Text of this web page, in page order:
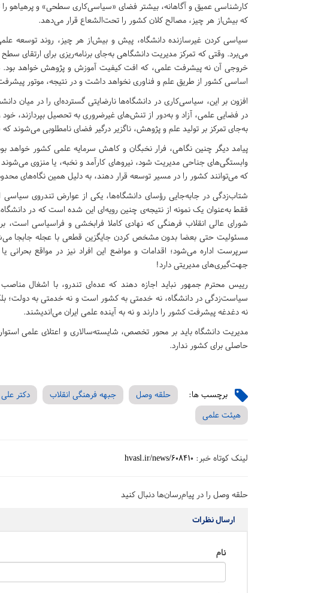
کارشناسی عمیق و آگاهانه، بیشتر فضای «سیاسی‌کاری سطحی» و پرهیاهو
که بیش‌از هر چیز، مصالح کلان کشور را تحت‌الشعاع قرار می‌دهد.
سیاسی کردن غیرسازنده دانشگاه، پیش و بیش‌از هر چیز، روند توسعه
می‌برد. وقتی که تمرکز مدیریت دانشگاهی به‌جای برنامه‌ریزی برای
خروجی آن نه پیشرفت علمی، که افت کیفیت آموزش و پژوهش خواهد بود.
اساسی کشور از طریق علم و فناوری نخواهد داشت و در نتیجه، موتور
افزون بر این، سیاسی‌کاری در دانشگاه‌ها نارضایتی گسترده‌ای را در میان
در فضایی علمی، آزاد و به‌دور از تنش‌های غیرضروری به تحصیل بپردازند، خود
به‌جای تمرکز بر تولید علم و پژوهش، ناگزیر درگیر فضای نامطلوبی می‌شوند
پیامد دیگر چنین نگاهی، فرار نخبگان و کاهش سرمایه علمی کشور خواهد
وابستگی‌های جناحی مدیریت شود، نیروهای کارآمد و نخبه، یا منزوی
که می‌توانند کشور را در مسیر توسعه قرار دهند، به دلیل همین نگاه‌های
شتاب‌زدگی در جابه‌جایی رؤسای دانشگاه‌ها، یکی از عوارض تندروی
فقط به‌عنوان یک نمونه از نتیجه‌ی چنین رویه‌ای این شده است که در
سرپرست اداره می‌شود؛ اقدامات و مواضع این افراد نیز در مواقع
جهت‌گیری‌های مدیریتی دارد!
رییس محترم جمهور نباید اجازه دهند که عده‌ای تندرو، با اشغال
سیاست‌زدگی در دانشگاه، نه خدمتی به کشور است و نه خدمتی به دولت؛
نه دغدغه پیشرفت کشور را دارند و نه به آینده علمی ایران می‌اندیشند.
مدیریت دانشگاه باید بر محور تخصص، شایسته‌سالاری و اعتلای علمی
حاصلی برای کشور ندارد.
برچسب ها: حلقه وصل جبهه فرهنگی انقلاب دکتر
هیئت علمی
لینک کوتاه خبر: hvasl.ir/news/608410
حلقه وصل را در پیام‌رسان‌ها دنبال کنید
ارسال نظرات
نام